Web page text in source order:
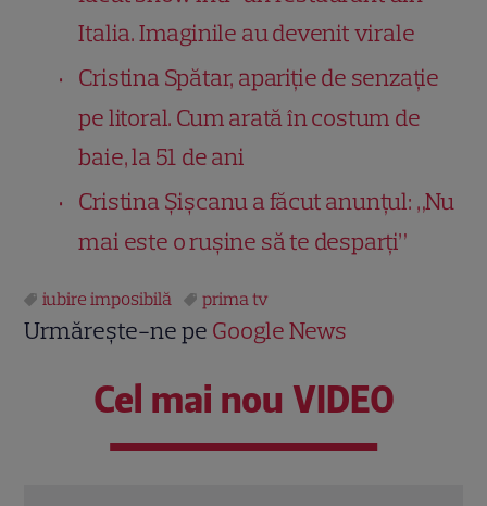
Italia. Imaginile au devenit virale
Cristina Spătar, apariție de senzație
pe litoral. Cum arată în costum de
baie, la 51 de ani
Cristina Șișcanu a făcut anunțul: „Nu
mai este o rușine să te desparți”
iubire imposibilă prima tv
Urmărește-ne pe Google News
Cel mai nou VIDEO